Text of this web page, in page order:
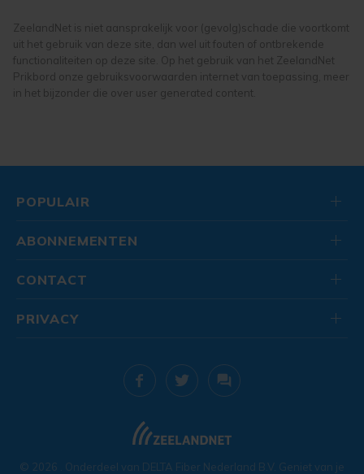
tuin, vijver en terras
tuingereedschap
ZeelandNet is niet aansprakelijk voor (gevolg)schade die voortkomt
uit het gebruik van deze site, dan wel uit fouten of ontbrekende
functionaliteiten op deze site. Op het gebruik van het ZeelandNet
Prikbord onze gebruiksvoorwaarden internet van toepassing, meer
in het bijzonder die over user generated content.
POPULAIR
ABONNEMENTEN
CONTACT
© 2026 . Onderdeel van DELTA Fiber Nederland B.V. Geniet van je
PRIVACY